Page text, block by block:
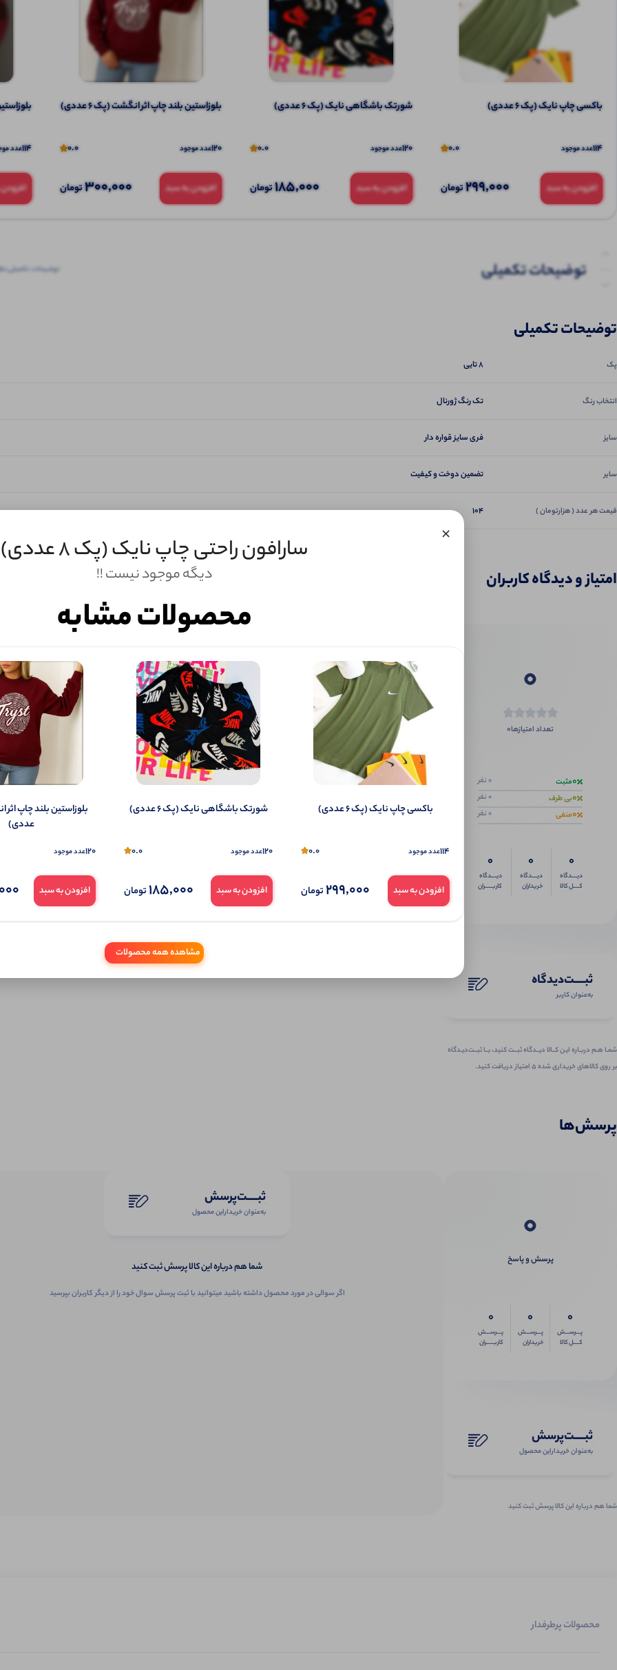
باکسی چاپ نایک (پک 6 عددی)
114عدد موجود 0.0
افزودن به سبد 299,000تومان
شورتک باشگاهی نایک (پک 6 عددی)
120عدد موجود 0.0
افزودن به سبد 185,000تومان
️بلوزاستین بلند چاپ اثر انگشت (پک 6 عددی)
120عدد موجود 0.0
افزودن به سبد 300,000تومان
114عدد
توضیحات تکمیلی
توضیحات تکمیلی
توضیحات تکمیلی
پک 8 تایی
انتخاب رنگ تک رنگ ژورنال
سایز فری سایز قواره دار
سایر تضمین دوخت و کیفیت
قیمت هر عدد ( هزارتومان ) 104
امتیاز و دیدگاه کاربران
0
تعداد امتیازها0
0مثبت 0 نفر
0بی طرف 0 نفر
0منفی 0 نفر
0
دیــــدگاه
کــــل کالا
0
دیــــدگاه
خریداران
0
دیــــدگاه
کاربـــــران
ثبـــــت‌دیدگاه
به‌عنوان کاربر
شمـا هـم دربـاره ایـن کــالا دیــدگاه ثبــت کنید، بــا ثبــت‌دیـدگاه
بر روی کالاهای خریداری شده ۵ امتیاز دریافت کنید.
ثبـــــت‌دیدگاه
به‌عنوان کاربر
شما هم می‌توانید در مورد این کالا نظر دهید.
اگر این محصول را قبلا خریده باشید، دیدگاه شما به عنوان خریدار ثبت خواهد شد. همچنین در صورت
تمایل می‌توانید به صورت ناشناس نیز دیدگاه خود را ثبت کنید.
پرسش‌ها
0
پرسش و پاسخ
0
پـــرســـش
کــــل کالا
0
پـــرســـش
خریداران
0
پـــرســـش
کاربـــــران
ثبـــــت‌پرسش
به‌عنوان ‌خریدار‌این‌ محصول
شما هم درباره این کالا پرسش ثبت کنید
ثبـــــت‌پرسش
به‌عنوان ‌خریدار‌این‌ محصول
شما هم درباره این کالا پرسش ثبت کنید
اگر سوالی در مورد محصول داشته باشید میتوانید با ثبت پرسش سوال خود را از دیگر کاربران بپرسید
محصولات پرطرفدار
× سارافون‌ راحتی چاپ نایک (پک 8 عددی)
دیگه موجود نیست !!
محصولات مشابه
باکسی چاپ نایک (پک 6 عددی)
114عدد موجود 0.0
افزودن به سبد 299,000تومان
شورتک باشگاهی نایک (پک 6 عددی)
120عدد موجود 0.0
افزودن به سبد 185,000تومان
عددی)
120عدد موجود
افزودن به سبد
مشاهده همه محصولات